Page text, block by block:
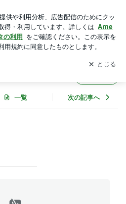
ブログの更新通知
を受け取りまし
開く
一覧 次の記事へ